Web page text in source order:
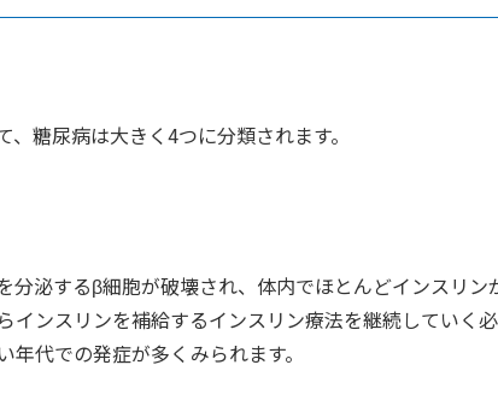
糖尿病は大きく4つに分類されます。
分泌するβ細胞が破壊され、体内でほとんどインスリ
インスリンを補給するインスリン療法を継続していく
代での発症が多くみられます。